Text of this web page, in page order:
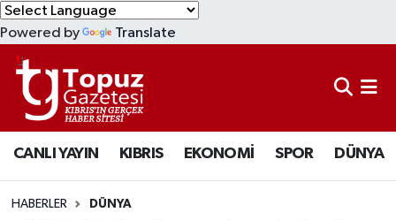
Powered by Translate
CANLI YAYIN KIBRIS EKONOMİ SPOR DÜNYA
HABERLER DÜNYA
KIBRIS
DÜNYA
EKONOMİ
MAGAZİN
Lefkoşa Nöbetçi Eczaneler
Lefkoşa Hava Durumu
Lefkoşa Trafik Yoğunluk Haritası
Süper Lig Puan Durumu ve Fikstür